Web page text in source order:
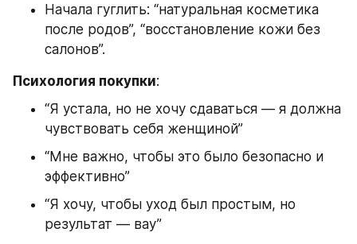
Начала гуглить: “натуральная косметика
после родов”, “восстановление кожи без
салонов”.
Психология покупки:
“Я устала, но не хочу сдаваться — я должна
чувствовать себя женщиной”
“Мне важно, чтобы это было безопасно и
эффективно”
“Я хочу, чтобы уход был простым, но
результат — вау”